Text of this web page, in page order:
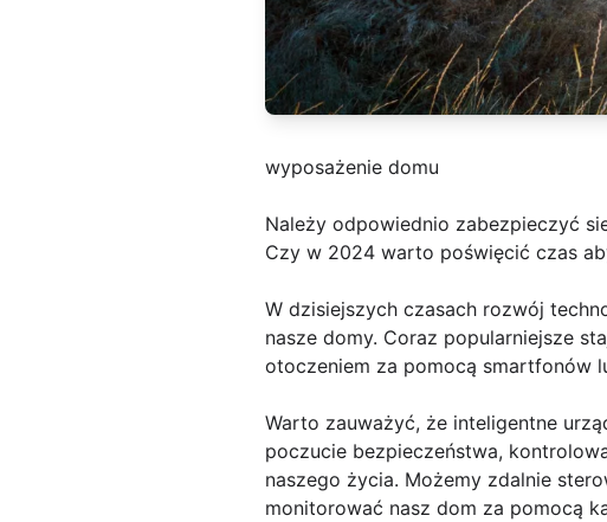
wyposażenie domu
Należy odpowiednio zabezpieczyć
Czy w 2024 warto poświęcić czas
W dzisiejszych czasach rozwój
nasze domy. Coraz popularniejsze
otoczeniem za pomocą smartfonów
Warto zauważyć, że inteligentne
poczucie bezpieczeństwa,
naszego życia. Możemy zdalnie
monitorować nasz dom za pomocą